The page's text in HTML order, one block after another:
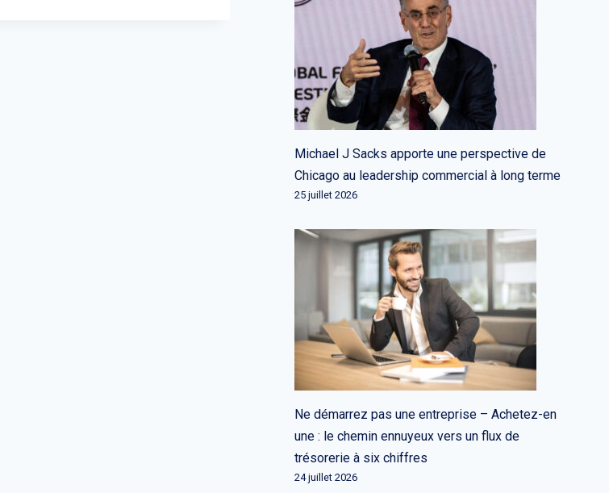
Michael J Sacks apporte une perspective de
Chicago au leadership commercial à long terme
25 juillet 2026
Ne démarrez pas une entreprise – Achetez-en
une : le chemin ennuyeux vers un flux de
trésorerie à six chiffres
24 juillet 2026